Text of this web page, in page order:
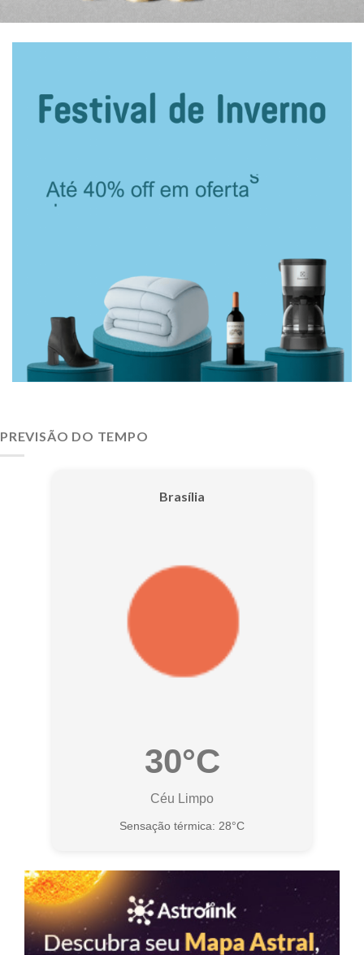
PREVISÃO DO TEMPO
Brasília
30°C
Céu Limpo
Sensação térmica: 28°C